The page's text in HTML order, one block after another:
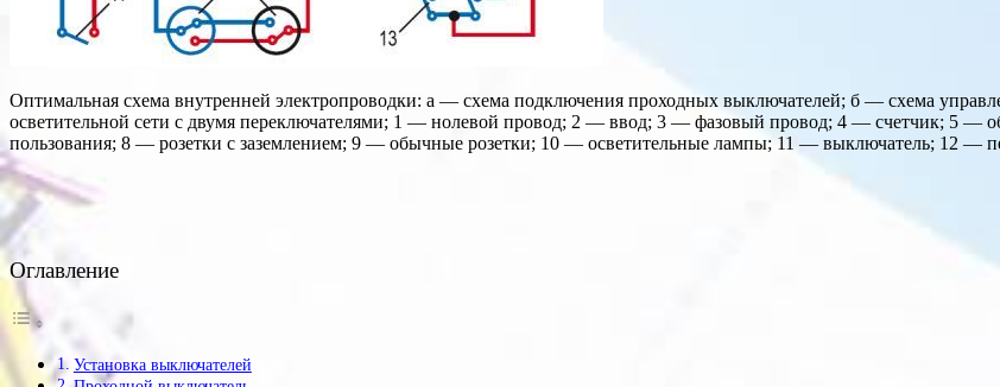
Оптимальная схема внутренней электропроводки: а — схема подключения проходных выключателей; б — схема
осветительной сети с двумя переключателями; 1 — нолевой провод; 2 — ввод; 3 — фазовый провод; 4 — счетчик; 5 —
пользования; 8 — розетки с заземлением; 9 — обычные розетки; 10 — осветительные лампы; 11 — выключатель; 12 —
Оглавление
Установка выключателей